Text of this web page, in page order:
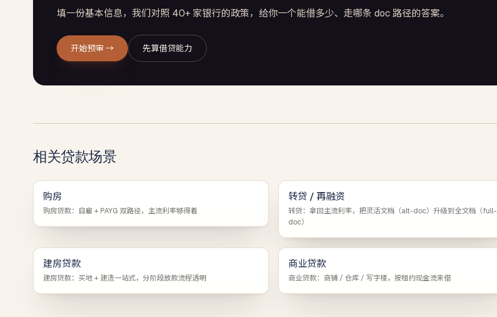
填一份基本信息，我们对照 40+ 家银行的政策，给你一个能借多少、走哪条 doc 路径的答案。
开始预审 → 先算借贷能力
相关贷款场景
购房
购房贷款：自雇 + PAYG 双路径，主流利率够得着
转贷 / 再融资
转贷：拿回主流利率，把灵活文档（alt-doc）升级到全文档（full-
doc）
建房贷款
建房贷款：买地 + 建造一站式，分阶段放款流程透明
商业贷款
商业贷款：商铺 / 仓库 / 写字楼，按租约现金流来借